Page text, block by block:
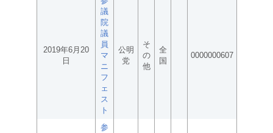
2019年6月20
日
議
院
議
員
マ
ニ
フ
ェ
ス
ト
公明
党
そ
の
他
全
国
0000000607
参